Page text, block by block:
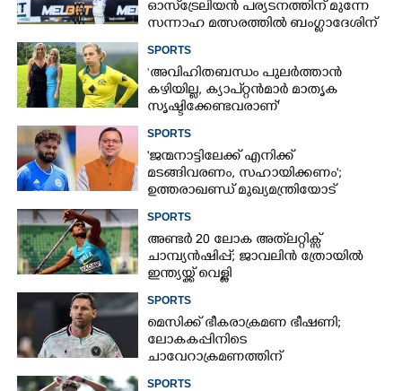
ഓസ്‌ട്രേലിയൻ പര്യടനത്തിന് മുന്നേ
സന്നാഹ മത്സരത്തിൽ ബംഗ്ലാദേശിന്
ഒരേയൊരു താരം
SPORTS
‘അവിഹിതബന്ധം പുലർത്താൻ
കഴിയില്ല,​ ക്യാപ്റ്റൻമാർ മാതൃക
സൃഷ്ടിക്കേണ്ടവരാണ്'
താരത്തിന്റെ ഭാര്യ
SPORTS
'ജന്മനാട്ടിലേക്ക് എനിക്ക്
മടങ്ങിവരണം, സഹായിക്കണം';
ഉത്തരാഖണ്ഡ് മുഖ്യമന്ത്രിയോട്
SPORTS
അണ്ടർ 20 ലോക അത്‌ലറ്റിക്സ്
ചാമ്പ്യൻഷിപ്പ്; ജാവലിൻ ത്രോയിൽ
ഇന്ത്യയ്ക്ക് വെള്ളി
SPORTS
മെസിക്ക് ഭീകരാക്രമണ ഭീഷണി;
ലോകകപ്പിനിടെ
ചാവേറാക്രമണത്തിന്
SPORTS